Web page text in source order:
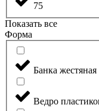
75
Показать все
Форма
Банка жестяная
Ведро